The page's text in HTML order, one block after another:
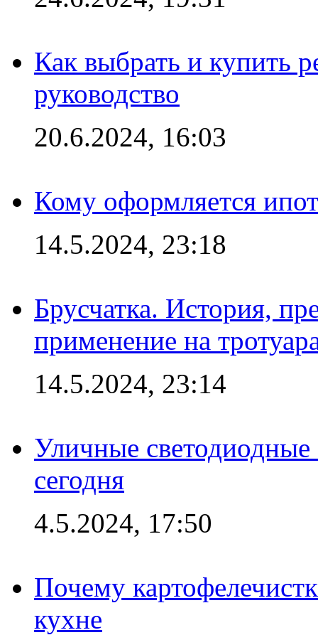
Как выбрать и купить
руководство
20.6.2024, 16:03
Кому оформляется
14.5.2024, 23:18
Брусчатка. История,
применение на
14.5.2024, 23:14
Уличные
сегодня
4.5.2024, 17:50
Почему
кухне